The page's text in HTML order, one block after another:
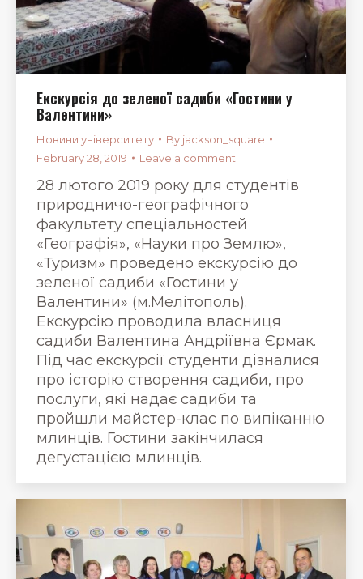
Екскурсія до зеленої садиби «Гостини у
Валентини»
Новини університету By jackson_square
February 28, 2019
Leave a comment
28 лютого 2019 року для студентів
природничо-географічного
факультету спеціальностей
«Географія», «Науки про Землю»,
«Туризм» проведено екскурсію до
зеленої садиби «Гостини у
Валентини» (м.Мелітополь).
Екскурсію проводила власниця
садиби Валентина Андріївна Єрмак.
Під час екскурсії студенти дізналися
про історію створення садиби, про
послуги, які надає садиби та
пройшли майстер-клас по випіканню
млинців. Гостини закінчилася
дегустацією млинців.